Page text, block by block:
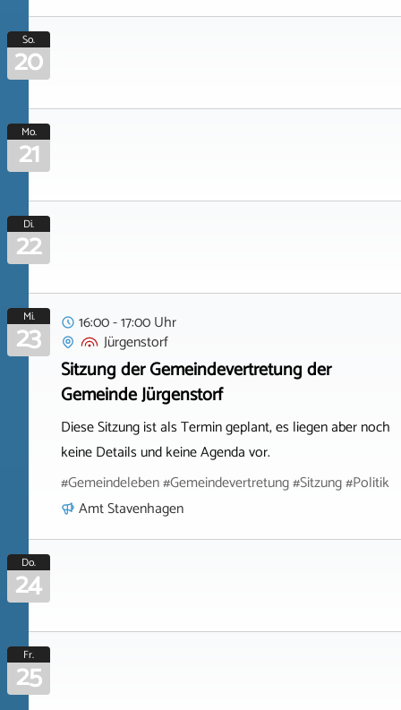
So.
20
Mo.
21
Di.
22
Mi.
23
16:00 - 17:00 Uhr
Jürgenstorf
Sitzung der Gemeindevertretung der
Gemeinde Jürgenstorf
Diese Sitzung ist als Termin geplant, es liegen aber noch
keine Details und keine Agenda vor.
#Gemeindeleben #Gemeindevertretung #Sitzung #Politik
Amt Stavenhagen
Do.
24
Fr.
25